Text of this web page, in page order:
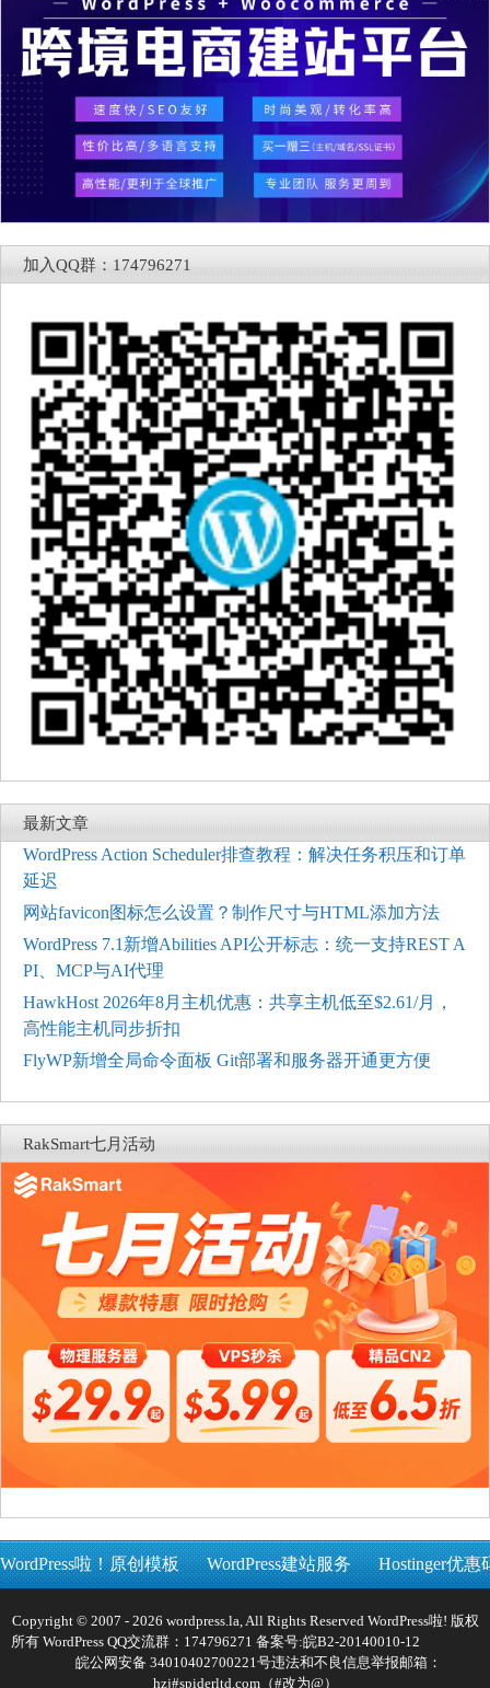
加入QQ群：174796271
最新文章
WordPress Action Scheduler排查教程：解决任务积压和订单
延迟
网站favicon图标怎么设置？制作尺寸与HTML添加方法
WordPress 7.1新增Abilities API公开标志：统一支持REST A
PI、MCP与AI代理
HawkHost 2026年8月主机优惠：共享主机低至$2.61/月，
高性能主机同步折扣
FlyWP新增全局命令面板 Git部署和服务器开通更方便
RakSmart七月活动
WordPress啦！原创模板 WordPress建站服务 Hostinger优惠
Copyright © 2007 - 2026 wordpress.la, All Rights Reserved WordPress啦! 版权
所有 WordPress QQ交流群：174796271 备案号:皖B2-20140010-12
皖公网安备 34010402700221号违法和不良信息举报邮箱：
hzj#spiderltd.com（#改为@）